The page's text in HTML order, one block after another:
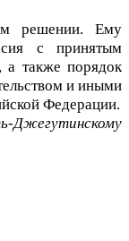
решении. Ему
с принятым
а также порядок
и иными
Федерации.